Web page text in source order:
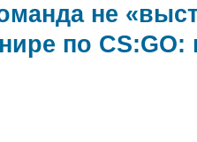
не
по CS:GO: